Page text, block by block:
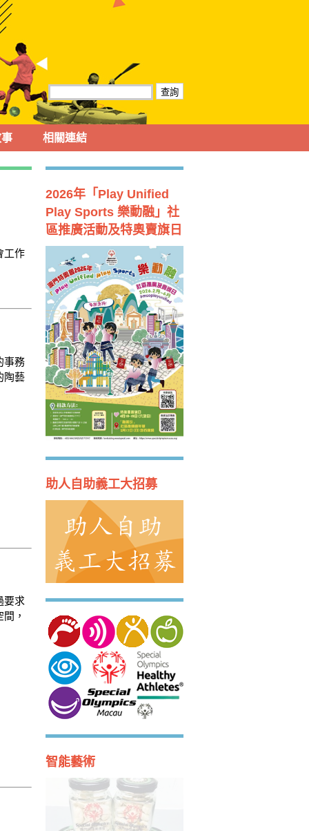
相關連結
工作
事務
陶藝
要求
，
2026年「Play Unified
Play Sports 樂動融」社
區推廣活動及特奧賣旗日
助人自助義工大招募
智能藝術